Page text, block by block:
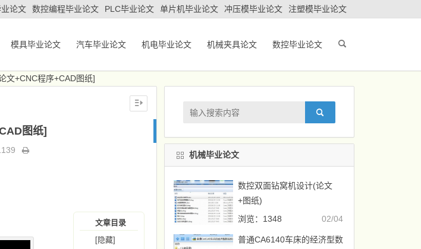
论文 数控编程毕业论文 PLC毕业论文 单片机毕业论文 冲压模毕业论文 注塑模毕业论文
模具毕业论文 汽车毕业论文 机电毕业论文 机械夹具论文 数控毕业论文
文+CNC程序+CAD图纸]
图纸]
文章目录
[隐藏]
机械毕业论文
数控双面钻窝机设计(论文
+图纸)
02/04
浏览：1348
普通CA6140车床的经济型数